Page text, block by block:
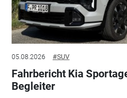
05.08.2026 #SUV
Fahrbericht Kia
Begleiter